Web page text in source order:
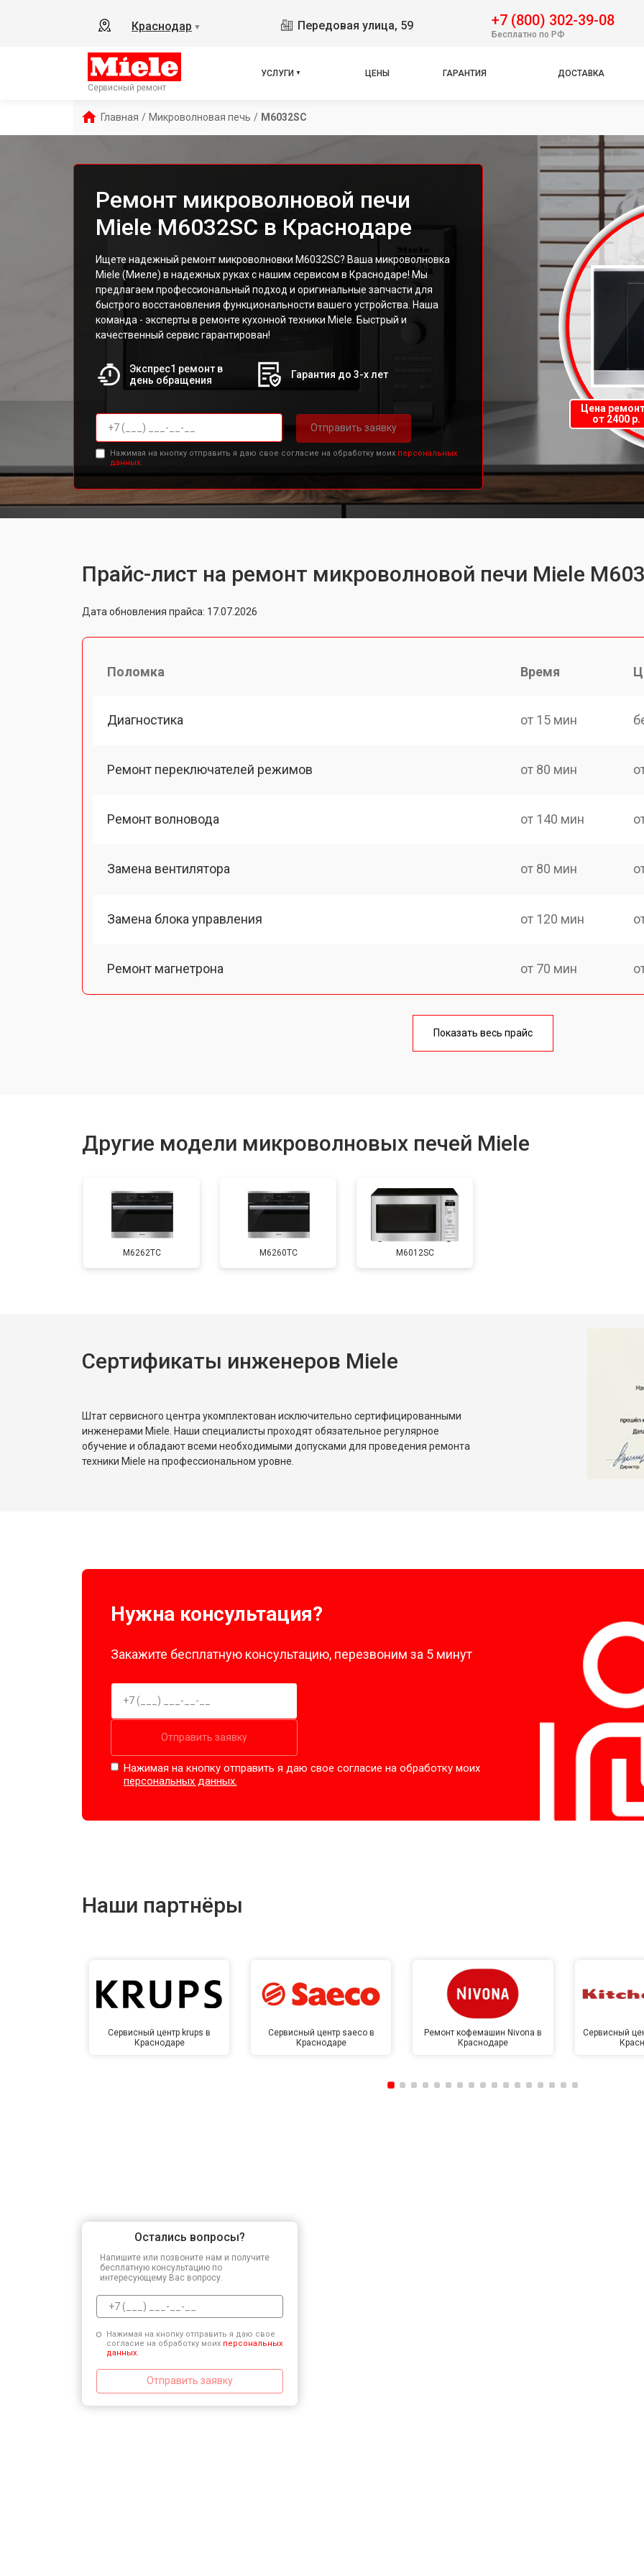
Краснодар ▼ Передовая улица, 59 +7 (800) 302-39-08
Бесплатно по РФ
Сервисный ремонт
УСЛУГИ ЦЕНЫ ГАРАНТИЯ ДОСТАВКА
Главная / Микроволновая печь / M6032SC
Ремонт микроволновой печи
Miele M6032SC в Краснодаре
Ищете надежный ремонт микроволновки M6032SC? Ваша микроволновка
Miele (Миеле) в надежных руках с нашим сервисом в Краснодаре! Мы
предлагаем профессиональный подход и оригинальные запчасти для
быстрого восстановления функциональности вашего устройства. Наша
команда - эксперты в ремонте кухонной техники Miele. Быстрый и
качественный сервис гарантирован!
Экспрес1 ремонт в
день обращения
Гарантия до 3-х лет
Отправить заявку
Нажимая на кнопку отправить я даю свое согласие на обработку моих персональных
данных.
Цена
от 2400 р.
Прайс-лист на ремонт микроволновой печи Miele
Дата обновления прайса: 17.07.2026
Поломка Время
Диагностика от 15 мин
Ремонт переключателей режимов от 80 мин
Ремонт волновода от 140 мин
Замена вентилятора от 80 мин
Замена блока управления от 120 мин
Ремонт магнетрона от 70 мин
от 100 мин
Замена таймера
Замена конденсатора
Замена лампочки
Показать весь прайс
Другие модели микроволновых печей Miele
M6262TC M6260TC M6012SC
Сертификаты инженеров Miele
Штат сервисного центра укомплектован исключительно сертифицированными
инженерами Miele. Наши специалисты проходят обязательное регулярное
обучение и обладают всеми необходимыми допусками для проведения ремонта
техники Miele на профессиональном уровне.
Нужна консультация?
Закажите бесплатную консультацию, перезвоним за 5 минут
Отправить заявку
Нажимая на кнопку отправить я даю свое согласие на обработку моих
персональных данных.
Наши партнёры
Сервисный центр krups в
Краснодаре
Сервисный центр saeco в
Краснодаре
Ремонт кофемашин Nivona в
Краснодаре
Сервисный
Остались вопросы?
Напишите или позвоните нам и получите
бесплатную консультацию по
интересующему Вас вопросу.
Нажимая на кнопку отправить я даю свое
согласие на обработку моих персональных
данных.
Отправить заявку